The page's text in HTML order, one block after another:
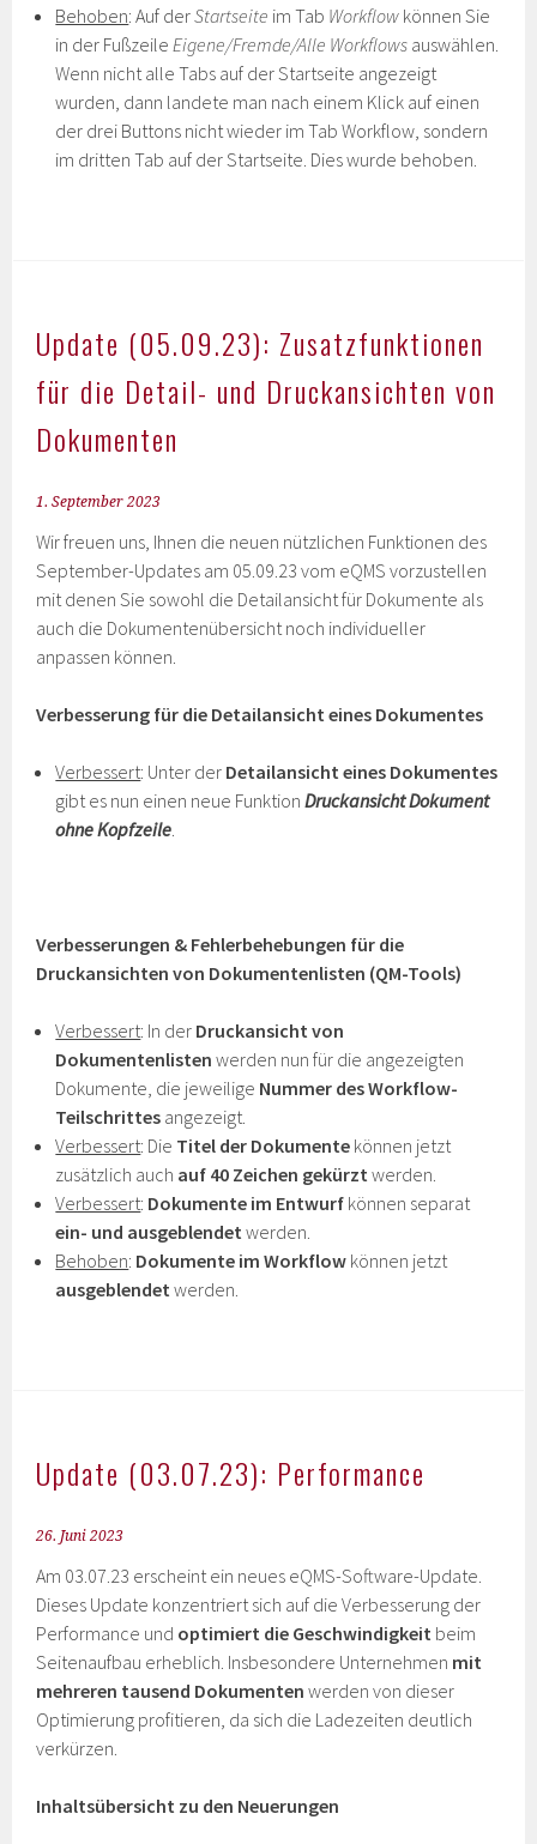
Behoben: Auf derStartseite im Tab Workflow können Sie
in der FußzeileEigene/Fremde/Alle Workflows auswählen.
Wenn nicht alle Tabs auf der Startseite angezeigt
wurden, dann landete man nach einem Klick auf einen
der drei Buttons nicht wieder im Tab Workflow, sondern
im dritten Tab auf der Startseite. Dies wurde behoben.
Update (05.09.23): Zusatzfunktionen
für die Detail- und Druckansichten von
Dokumenten
1. September 2023
Wir freuen uns, Ihnen die neuen nützlichen Funktionen des
September-Updates am 05.09.23 vom eQMS vorzustellen
mit denen Sie sowohl die Detailansicht für Dokumente als
auch die Dokumentenübersicht noch individueller
anpassen können.
Verbesserung für die Detailansicht eines Dokumentes
Verbessert: Unter der Detailansicht eines Dokumentes
gibt es nun einen neue FunktionDruckansicht Dokument
ohne Kopfzeile.
Verbesserungen & Fehlerbehebungen für die
Druckansichten von Dokumentenlisten (QM-Tools)
Verbessert: In der Druckansicht von
Dokumentenlisten werden nun für die angezeigten
Dokumente, die jeweilige Nummer des Workflow-
Teilschrittes angezeigt.
Verbessert: Die Titel der Dokumente können jetzt
zusätzlich auch auf 40 Zeichen gekürzt werden.
Verbessert: Dokumente im Entwurf können separat
ein- und ausgeblendet werden.
Behoben: Dokumente im Workflow können jetzt
ausgeblendet werden.
Update (03.07.23): Performance
26. Juni 2023
Am 03.07.23 erscheint ein neues eQMS-Software-Update.
Dieses Update konzentriert sich auf die Verbesserung der
Performance und optimiert die Geschwindigkeit beim
Seitenaufbau erheblich. Insbesondere Unternehmen mit
mehreren tausend Dokumenten werden von dieser
Optimierung profitieren, da sich die Ladezeiten deutlich
verkürzen.
Inhaltsübersicht zu den Neuerungen